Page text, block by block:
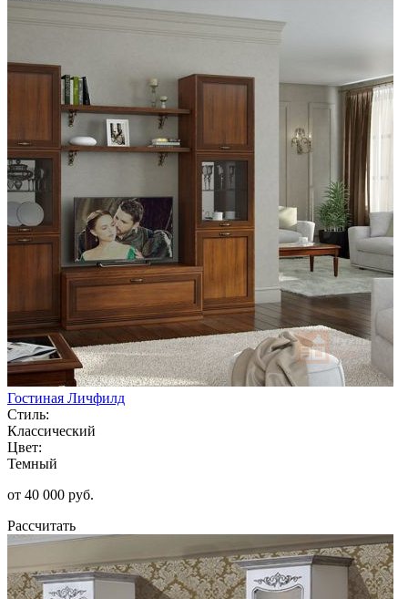
Гостиная Личфилд
Стиль:
Классический
Цвет:
Темный
от 40 000 руб.
Рассчитать